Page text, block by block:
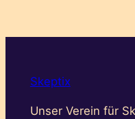
Skeptix
Unser Verein für